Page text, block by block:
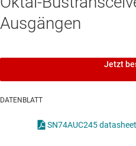
Ausgängen
Jetzt
DATENBLATT
SN74AUC245